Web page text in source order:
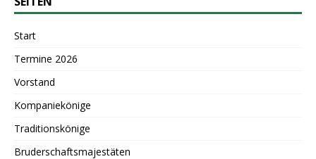
Start
Termine 2026
Vorstand
Kompaniekönige
Traditionskönige
Bruderschaftsmajestäten